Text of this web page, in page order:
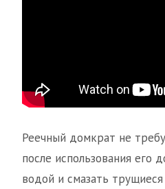
Реечный домкрат не
после использования его
водой и смазать